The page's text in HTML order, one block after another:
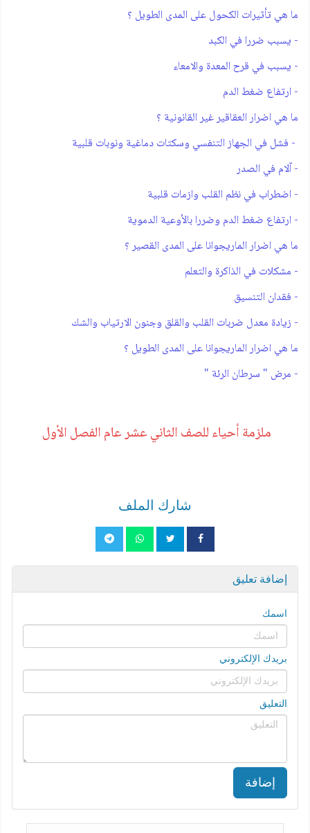
ما هي تأثيرات الكحول على المدى الطويل ؟
- يسبب ضررا في الكبد
- يسبب في قرح المعدة والامعاء
- ارتفاع ضغط الدم
ما هي اضرار العقاقير غير القانونية ؟
- فشل في الجهاز التنفسي وسكتات دماغية ونوبات قلبية
- آلام في الصدر
- اضطراب في نظم القلب وازمات قلبية
- ارتفاع ضغط الدم وضررا بالأوعية الدموية
ما هي اضرار الماريجوانا على المدى القصير ؟
- مشكلات في الذاكرة والتعلم
- فقدان التنسيق
- زيادة معدل ضربات القلب والقلق وجنون الارتياب والشك
ما هي اضرار الماريجوانا على المدى الطويل ؟
- مرض " سرطان الرئة "
ملزمة أحياء للصف الثاني عشر عام الفصل الأول
شارك الملف
إضافة تعليق
اسمك
بريدك الإلكتروني
التعليق
إضافة